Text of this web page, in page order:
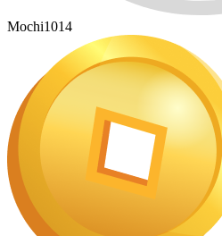
Mochi1014